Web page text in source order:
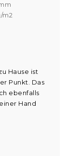
m2
Hause ist
Punkt. Das
ebenfalls
Hand